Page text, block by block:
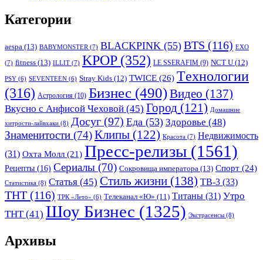
Категории
aespa (13) BABYMONSTER(7) BLACKPINK (55) BTS (116) EXO
(7) fitness (13) ILLIT (7) KPOP(352) LE SSERAFIM (9) NCT U (12)
PSY (6) SEVENTEEN (6) Stray Kids (12) TWICE (26) Tехнологии
(316) Астрология (10) Бизнес (490)Видео (137)
Вкусно с Анфисой Чеховой (45) Город (121) Домашние
хитрости-лайвхаки (8) Досуг (97) Еда (53) Здоровье (48)
Знаменитости (74)Клипы (122) Красота (7) Недвижимость
(31) Охта Молл (21) Пресс-релизы (1561)
Рецепты (16) Сериалы (70) Сокровища императора (13) Спорт (24)
Статистика (8) Статья (45) Стиль жизни (138) ТВ-3 (33)
ТНТ (116) ТРК «Лето» (6) Телеканал «Ю» (11) Титаны (31) Утро
ТНТ(41) Шоу Бизнес (1325) Экстрасенсы (8)
Архивы